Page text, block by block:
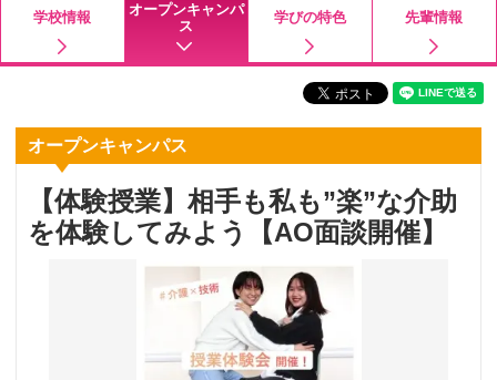
学校情報
オープンキャンパ
ス
学びの特色 先輩情報
オープンキャンパス
【体験授業】相手も私も”楽”な介助
を体験してみよう【AO面談開催】